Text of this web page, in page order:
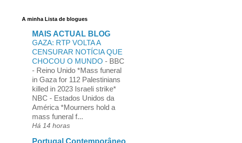
A minha Lista de blogues
MAIS ACTUAL BLOG
GAZA: RTP VOLTA A
CENSURAR NOTÍCIA QUE
CHOCOU O MUNDO - BBC
- Reino Unido *Mass funeral
in Gaza for 112 Palestinians
killed in 2023 Israeli strike*
NBC - Estados Unidos da
América *Mourners hold a
mass funeral f...
Há 14 horas
Portugal Contemporâneo